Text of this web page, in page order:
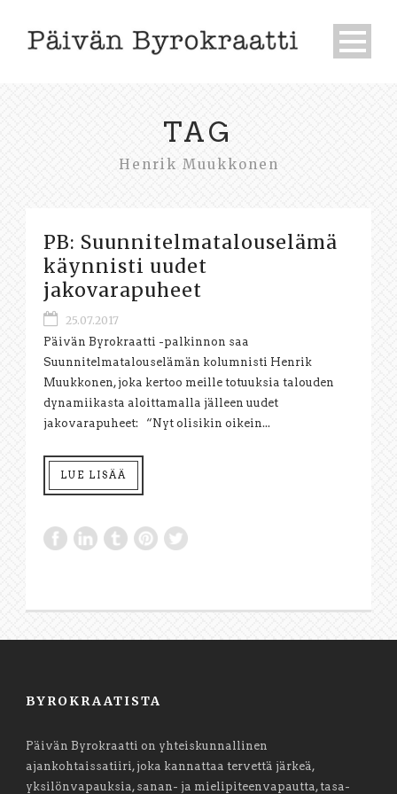
TAG
Henrik Muukkonen
PB: Suunnitelmatalouselämä
käynnisti uudet
jakovarapuheet
25.07.2017
Päivän Byrokraatti -palkinnon saa
Suunnitelmatalouselämän kolumnisti Henrik
Muukkonen, joka kertoo meille totuuksia talouden
dynamiikasta aloittamalla jälleen uudet
jakovarapuheet: “Nyt olisikin oikein...
LUE LISÄÄ
BYROKRAATISTA
Päivän Byrokraatti on yhteiskunnallinen
ajankohtaissatiiri, joka kannattaa tervettä järkeä,
yksilönvapauksia, sanan- ja mielipiteenvapautta, tasa-